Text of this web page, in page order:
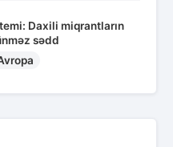
Daxili miqrantların
sədd